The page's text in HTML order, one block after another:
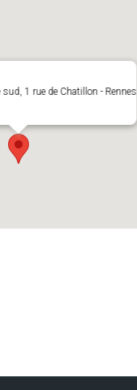
sud, 1 rue de Chatillon - Rennes